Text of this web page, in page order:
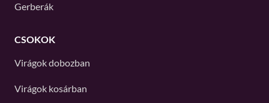
Gerberák
CSOKOK
Virágok dobozban
Virágok kosárban